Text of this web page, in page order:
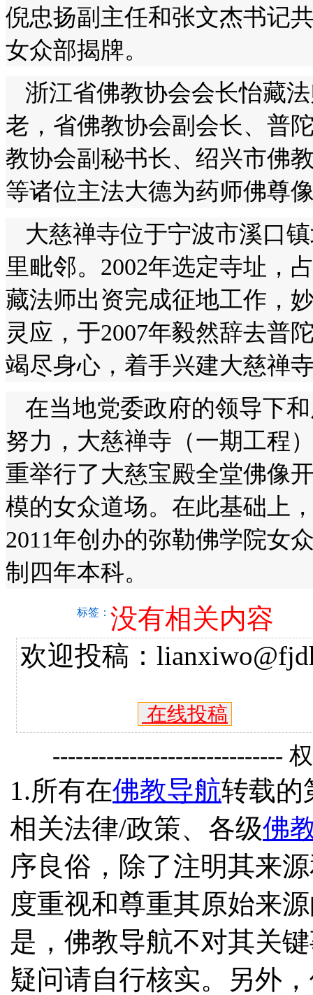
倪忠扬副主任和张文杰书记
女众部揭牌。
浙江省佛教协会会长怡藏
老，省佛教协会副会长、普
教协会副秘书长、绍兴市佛
等诸位主法大德为药师佛尊
大慈禅寺位于宁波市溪口
里毗邻。2002年选定寺址，
藏法师出资完成征地工作，
灵应，于2007年毅然辞去普
竭尽身心，着手兴建大慈禅
在当地党委政府的领导下
努力，大慈禅寺（一期工程
重举行了大慈宝殿全堂佛像
模的女众道场。在此基础上
2011年创办的弥勒佛学院女
制四年本科。
标签： 没有相关内容
欢迎投稿：
在线投稿
------------------------------
1.所有在佛教导航转载的
相关法律/政策、各级佛
序良俗，除了注明其来
度重视和尊重其原始来
是，佛教导航不对其关
疑问请自行核实。另外